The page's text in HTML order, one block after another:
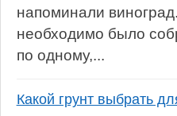
напоминали
необходимо было
по одному,...
Какой грунт выбрать